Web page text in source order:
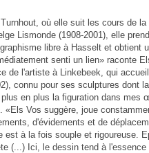
où elle suit les cours de
Lismonde (1908-2001), elle
libre à Hasselt et obtient
senti un lien» raconte
de l'artiste à Linkebeek, qui
connu pour ses sculptures
en plus la figuration dans
Vos suggère, joue
d'évidements et de
à la fois souple et rigoureuse.
(...) Ici, le dessin tend à